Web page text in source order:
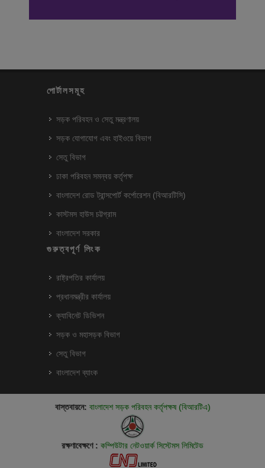
পোর্টালসমূহ
সড়ক পরিবহন ও সেতু মন্ত্রণালয়
সড়ক যোগাযোগ এবং হাইওয়ে বিভাগ
সেতু বিভাগ
ঢাকা পরিবহন সমন্বয় কর্তৃপক্ষ
বাংলাদেশ রোড ট্রান্সপোর্ট কর্পোরেশন (বিআরটিসি)
কাস্টমস হাউস চট্টগ্রাম
বাংলাদেশ সরকার
গুরুত্বপূর্ণ লিংক
রাষ্ট্রপতির কার্যালয়
প্রধানমন্ত্রীর কার্যালয়
ক্যাবিনেট ডিভিশন
সড়ক ও মহাসড়ক বিভাগ
সেতু বিভাগ
বাংলাদেশ ব্যাংক
বাস্তবায়নে: বাংলাদেশ সড়ক পরিবহন কর্তৃপক্ষ (বিআরটিএ)
রক্ষণাবেক্ষণে : কম্পিউটার নেটওয়ার্ক সিস্টেমস লিমিটেড